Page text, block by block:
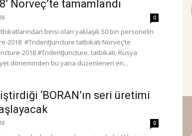
Norveç’te tamamlandı
0
birisi olan yaklaşık 50 bin personelin
2018 #TridentJuncture tatbikatı Norveç’te
2018 #TridentJuncture. tatbikatı, Rusya
döneminden bu yana düzenlenen en...
‘BORAN’ın seri üretimi
0